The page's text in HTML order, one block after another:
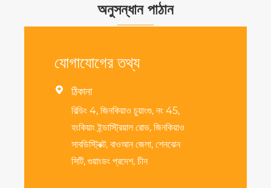
অনুসন্ধান পাঠান
যোগাযোগের তথ্য
 ঠিকানা
বিল্ডিং 4, জিনকিয়াও চুয়াংগু, নং 45,
হংকিয়াং ইন্ডাস্ট্রিয়াল রোড, জিনকিয়াও
সাবডিস্ট্রিক্ট, বাওআন জেলা, শেনঝেন
সিটি, গুয়াংডং প্রদেশ, চীন